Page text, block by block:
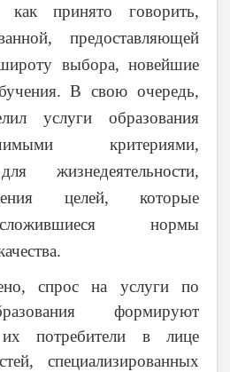
как принято говорить,
предоставляющей
выбора, новейшие
В свою очередь,
услуги образования
критериями,
жизнедеятельности,
целей, которые
нормы
спрос на услуги по
формируют
их потребители в лице
специализированных